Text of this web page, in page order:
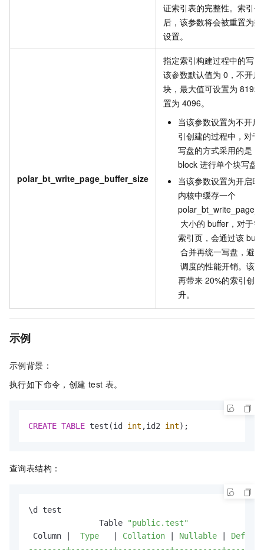
证索引表的完整性。索引
后，该参数将会被重置为
设置。
polar_bt_write_page_buffer_size
指定索引构建过程中的写
该参数默认值为 0，不开启
块，最大值可设置为 8192
置为 4096。
当该参数设置为不开启
引创建的过程中，对于
写盘的方式采用的是
block 进行单个块写盘
当该参数设置为开启时
内核中缓存一个
大小的 buffer，对于
索引页，会通过该
合并再统一写盘，避
调度的性能开销。该
再带来 20%的索引创
升。
示例
示例背景：
执行如下命令，创建 test 表。
CREATE TABLE test(id int ,id2 int);
查询表结构：
\d test
               Table
"public.test"
Column |
  Type
Collation Nullable
Default